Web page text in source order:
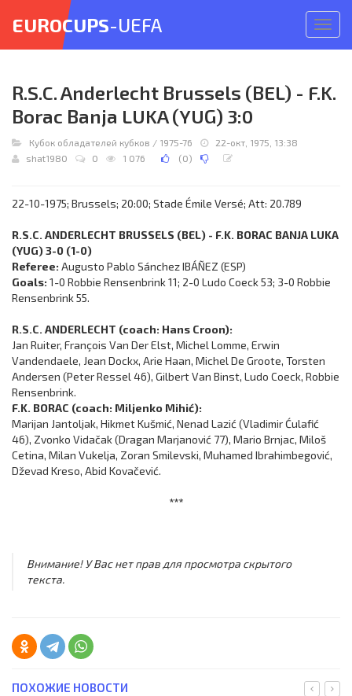
меню
EUROCUPS-UEFA
R.S.C. Anderlecht Brussels (BEL) - F.K.
Borac Banja LUKA (YUG) 3:0
Кубок обладателей кубков / 1975-76
22-окт, 1975, 13:38
shat1980
0 1 076 (0)
22-10-1975; Brussels; 20:00; Stade Émile Versé; Att: 20.789
R.S.C. ANDERLECHT BRUSSELS (BEL) - F.K. BORAC BANJA LUKA
(YUG) 3-0 (1-0)
Referee: Augusto Pablo Sánchez IBÁÑEZ (ESP)
Goals: 1-0 Robbie Rensenbrink 11; 2-0 Ludo Coeck 53; 3-0 Robbie
Rensenbrink 55.
R.S.C. ANDERLECHT (coach: Hans Croon):
Jan Ruiter, François Van Der Elst, Michel Lomme, Erwin
Vandendaele, Jean Dockx, Arie Haan, Michel De Groote, Torsten
Andersen (Peter Ressel 46), Gilbert Van Binst, Ludo Coeck, Robbie
Rensenbrink.
F.K. BORAC (coach: Miljenko Mihić):
Marijan Jantoljak, Hikmet Kušmić, Nenad Lazić (Vladimir Ćulafić
46), Zvonko Vidačak (Dragan Marjanović 77), Mario Brnjac, Miloš
Cetina, Milan Vukelja, Zoran Smilevski, Muhamed Ibrahimbegović,
Dževad Kreso, Abid Kovačević.
***
Внимание! У Вас нет прав для просмотра скрытого
текста.
ПОХОЖИЕ НОВОСТИ